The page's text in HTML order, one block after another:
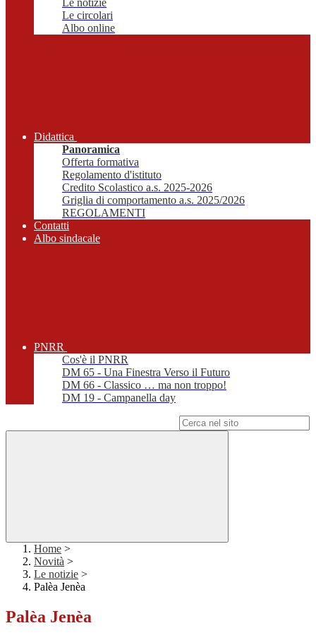
Le notizie
Le circolari
Albo online
Didattica
Panoramica
Offerta formativa
Regolamento d'istituto
Credito Scolastico a.s. 2025-2026
Griglia di comportamento a.s. 2025/2026
REGOLAMENTI
Contatti
Albo sindacale
PNRR
Cos'è il PNRR
DM 65 - Una Finestra Verso il Futuro
DM 66 - Classico … ma non troppo!
DM 19 - Campanella day
Home >
Novità >
Le notizie >
Palèa Jenèa
Palèa Jenèa